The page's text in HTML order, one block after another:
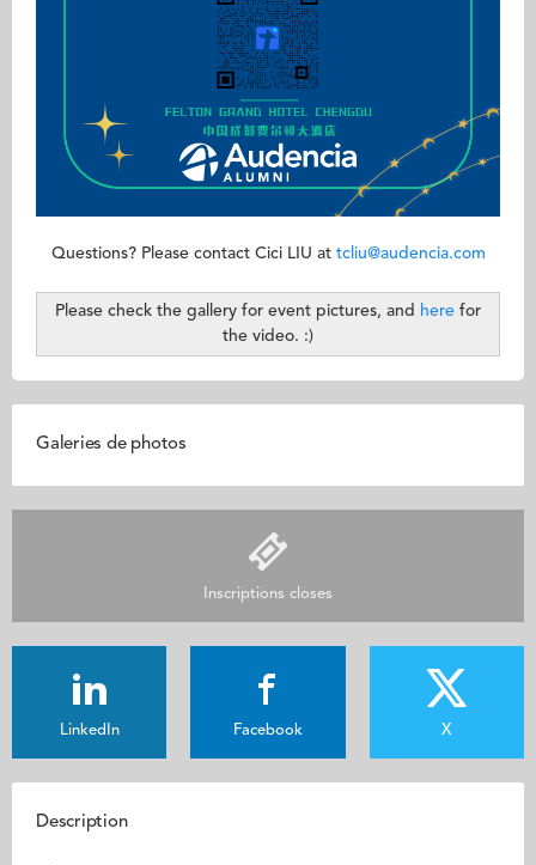
Questions? Please contact Cici LIU at tcliu@audencia.com
Please check the gallery for event pictures, and here for
the video. :)
Galeries de photos
Inscriptions closes
LinkedIn Facebook X
Description